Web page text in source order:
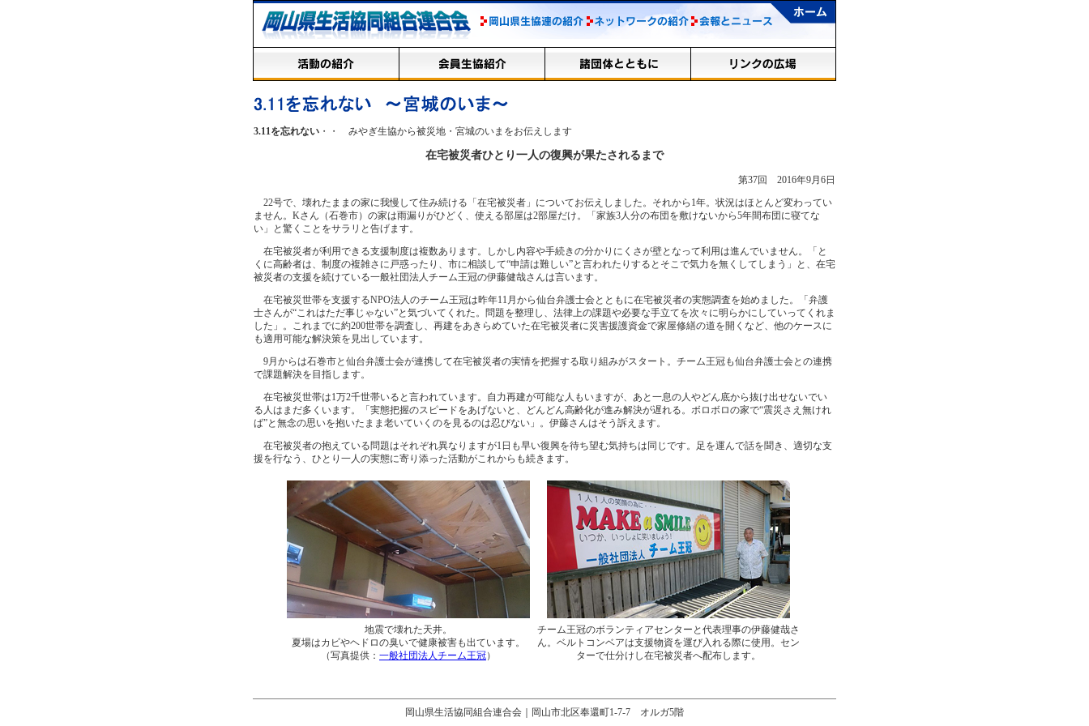
3.11を忘れない ・・ みやぎ生協から被災地・宮城のいまをお伝えします
在宅被災者ひとり一人の復興が果たされるまで
第37回 2016年9月6日
22号で、壊れたままの家に我慢して住み続ける「在宅被災者」についてお伝えしました。それから1年。状況はほとんど変わってい
ません。Kさん（石巻市）の家は雨漏りがひどく、使える部屋は2部屋だけ。「家族3人分の布団を敷けないから5年間布団に寝てな
い」と驚くことをサラリと告げます。
在宅被災者が利用できる支援制度は複数あります。しかし内容や手続きの分かりにくさが壁となって利用は進んでいません。「と
くに高齢者は、制度の複雑さに戸惑ったり、市に相談して“申請は難しい”と言われたりするとそこで気力を無くしてしまう」と、在宅
被災者の支援を続けている一般社団法人チーム王冠の伊藤健哉さんは言います。
在宅被災世帯を支援するNPO法人のチーム王冠は昨年11月から仙台弁護士会とともに在宅被災者の実態調査を始めました。「弁護
士さんが“これはただ事じゃない”と気づいてくれた。問題を整理し、法律上の課題や必要な手立てを次々に明らかにしていってくれま
した」。これまでに約200世帯を調査し、再建をあきらめていた在宅被災者に災害援護資金で家屋修繕の道を開くなど、他のケースに
も適用可能な解決策を見出しています。
9月からは石巻市と仙台弁護士会が連携して在宅被災者の実情を把握する取り組みがスタート。チーム王冠も仙台弁護士会との連携
で課題解決を目指します。
在宅被災世帯は1万2千世帯いると言われています。自力再建が可能な人もいますが、あと一息の人やどん底から抜け出せないでい
る人はまだ多くいます。「実態把握のスピードをあげないと、どんどん高齢化が進み解決が遅れる。ボロボロの家で“震災さえ無けれ
ば”と無念の思いを抱いたまま老いていくのを見るのは忍びない」。伊藤さんはそう訴えます。
在宅被災者の抱えている問題はそれぞれ異なりますが1日も早い復興を待ち望む気持ちは同じです。足を運んで話を聞き、適切な支
援を行なう、ひとり一人の実態に寄り添った活動がこれからも続きます。
地震で壊れた天井。
夏場はカビやヘドロの臭いで健康被害も出ています。
（写真提供： 一般社団法人チーム王冠）
チーム王冠のボランティアセンターと代表理事の伊藤健哉さ
ん。ベルトコンベアは支援物資を運び入れる際に使用。セン
ターで仕分けし在宅被災者へ配布します。
岡山県生活協同組合連合会｜岡山市北区奉還町1-7-7 オルガ5階